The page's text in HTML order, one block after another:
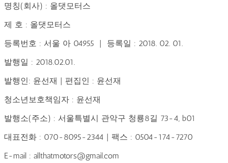
명칭(회사) : 올댓모터스
제 호 : 올댓모터스
등록번호 : 서울 아 04955 | 등록일 : 2018. 02. 01.
발행일 : 2018.02.01.
발행인: 윤선재 | 편집인 : 윤선재
청소년보호책임자 : 윤선재
발행소(주소) : 서울특별시 관악구 청룡8길 73-4, b01
대표전화 : 070-8095-2344 | 팩스 : 0504-174-7270
E-mail : allthatmotors@gmail.com